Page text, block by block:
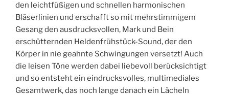
den leichtfüßigen und schnellen harmonischen
Bläserlinien und erschafft so mit mehrstimmigem
Gesang den ausdrucksvollen, Mark und Bein
erschütternden Heldenfrühstück-Sound, der den
Körper in nie geahnte Schwingungen versetzt! Auch
die leisen Töne werden dabei liebevoll berücksichtigt
und so entsteht ein eindrucksvolles, multimediales
Gesamtwerk, das noch lange danach ein Lächeln